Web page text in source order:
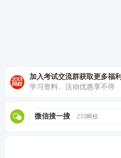
）。
B.①-②-⑤-③-④
加入考试交流群获取更多福利
学习资料、活动优惠享不停
微信搜一搜 233网校